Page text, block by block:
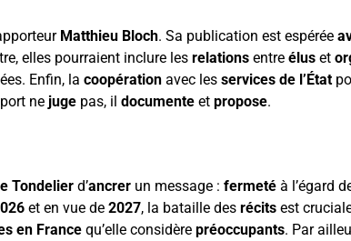
Matthieu Bloch. Sa publication est espérée
elles pourraient inclure les relations entre élus et
Enfin, la coopération avec les services de l’État
ne juge pas, il documente et propose.
Tondelier d’ancrer un message : fermeté à l’égard
et en vue de 2027, la bataille des récits est
en France qu’elle considère préoccupants. Par